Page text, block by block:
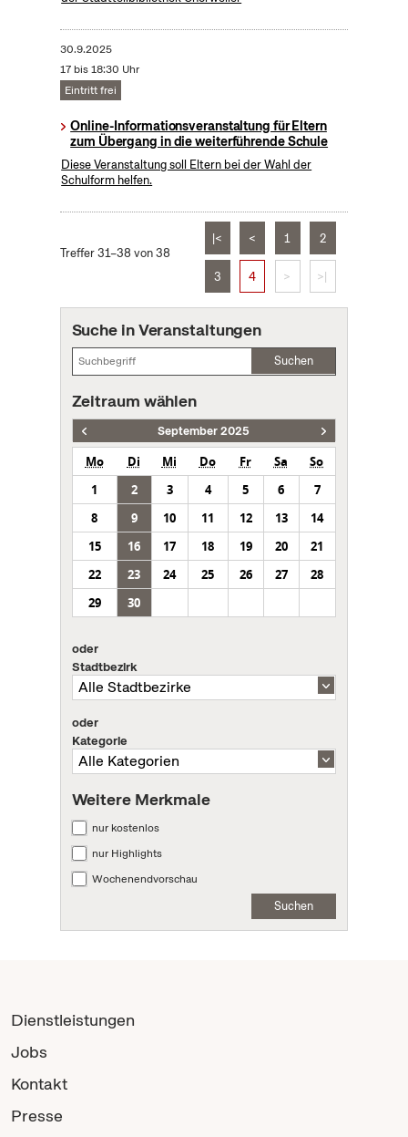
30.9.2025
17 bis 18:30 Uhr
Eintritt frei
Online-Informationsveranstaltung für Eltern
zum Übergang in die weiterführende Schule
Diese Veranstaltung soll Eltern bei der Wahl der
Schulform helfen.
Treffer 31–38 von 38
|< < 1 2
3 4 > >|
Suche in Veranstaltungen
Suchen
Zeitraum wählen
September 2025
Mo Di Mi Do Fr Sa
So
1
2 3 4 5 6
7
8
9 10 11 12 13
14
15
16 17 18 19 20
21
22
23 24 25 26 27
28
29
30
oder
Stadtbezirk
oder
Kategorie
Weitere Merkmale
nur kostenlos
nur Highlights
Wochenendvorschau
Suchen
Dienstleistungen
Jobs
Kontakt
Presse